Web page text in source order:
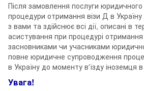
Після замовлення послуги
процедури отримання візи Д в Україну
з вами та здійснює всі дії, описані в
асистування при процедурі отримання
засновниками чи учасниками
повне юридичне супроводження
в Україну до моменту в'їзду іноземця в
Увага!